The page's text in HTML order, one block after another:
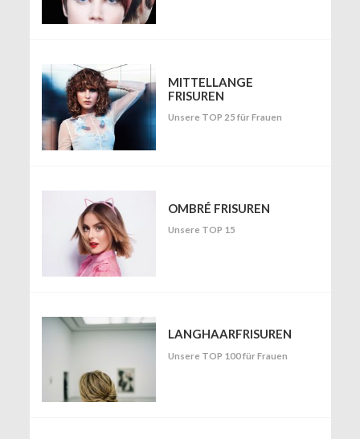
MITTELLANGE
FRISUREN
Unsere TOP 25 für Frauen
OMBRÉ FRISUREN
Unsere TOP 15
LANGHAARFRISUREN
Unsere TOP 100 für Frauen